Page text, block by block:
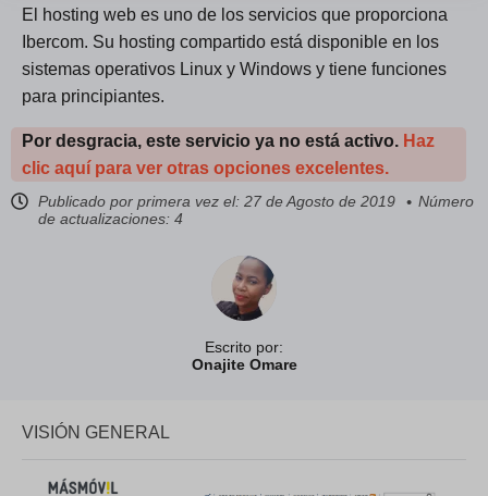
Escrito por:
Onajite Omare
El hosting web es uno de los servicios que proporciona
Ibercom. Su hosting compartido está disponible en los
sistemas operativos Linux y Windows y tiene funciones
para principiantes.
Por desgracia, este servicio ya no está activo. Haz
clic aquí para ver otras opciones excelentes.
Publicado por primera vez el: 27 de Agosto de 2019
Número
de actualizaciones: 4
VISIÓN GENERAL